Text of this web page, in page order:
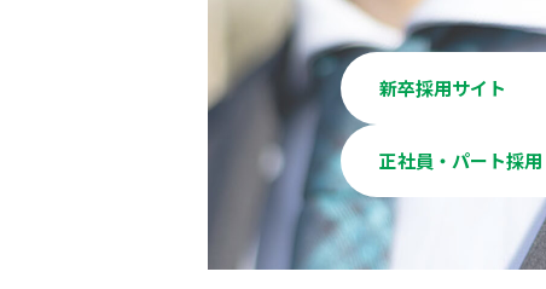
新卒採用サイト
正社員・パート採用